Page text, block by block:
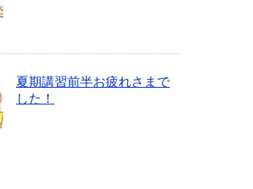
夏期講習前半お疲れさまで
した！